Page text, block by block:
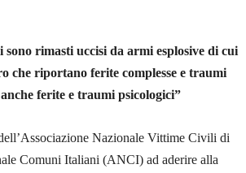
sono rimasti uccisi da armi esplosive di cui
che riportano ferite complesse e traumi
ferite e traumi psicologici”
Nazionale Vittime Civili di
Comuni Italiani (ANCI) ad aderire alla